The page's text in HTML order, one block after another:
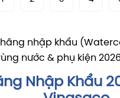
nhập khẩu
nước & phụ kiện
Nhập Khẩu